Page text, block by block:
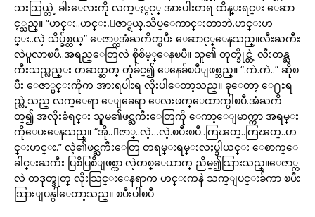
သးသြယ္တဲ့ ခါးေလးကို လက္ႏွင့္ အားပါးတရ ထိန္းရင္း ေဆာ
င့္သည္။ “ဟင္း..ဟင္း.ေဇာ္ရယ္.သိပ္ေကာင္းတာဘဲ.ဟင္းဟ
င္း..လဲ့ သိပ္ခ်စ္တယ္” ေဇာ္ကအံႀကိတ္ၿပီး ေဆာင့္ေနသည္။လီးႀကီး
လဲပူလာၿပီ..အရည္ေတြလဲ စိုစိမ့္ေနၿပီ။ သူ၏ တုတ္ခိုင္တဲ့ လီးတန္ႀ
ကီးသည္လည္း တဆတ္ဆတ္ တုံခ်င္၍ ေနေခ်ၿပီျဖစ္သည္။ “.ကဲ.ကဲ..” ဆိုၿ
ပီး ေဇာ္မင္းကိုက အားရပါးရ လိုးပါေတာ့သည္။ ခုေတာ့ ေ႐ႊရ
ည္လဲ့သည္ လက္ေရာ ေျခေရာ ေလးဖက္ေထာက္ပါၿပီ.အံႀကိ
တ္၍ အလိုးခံရင္း သူမ၏ဖင္ႀကီးေတြကို ေကာ့ေျမာက္ကာ အရမ္း
ကိုေပးေနသည္။ “အို..ေဇာ္..လဲ့…လဲ့.ၿပီးၿပီ..ကြၽတ္..ကြၽတ္..ဟ
င္းဟင္း.” လဲ့၏ဖင္ႀကီးေတြ တရမ္းရမ္းလႈပ္ခါယင္း ေစာက္ေ
ခါင္းႀကီး ပြစိပြစိျဖစ္ကာ လဲ့တစ္ေယာက္ ညိမ္၍သြားသည္။ေဇာ္က
လဲ တဒုတ္ဒုတ္ လိုးသြင္းေနရာက ဟင္းကနဲ သက္ျပင္းခ်ကာ ၿပီး
သြားျပန္ပါေတာ့သည္။ ၿပီးပါၿပီ